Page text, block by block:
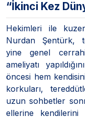
“İkinci Kez
Hekimleri ile
Nurdan Şentürk,
yine genel
ameliyatı
öncesi hem
korkuları,
uzun sohbetler
ellerine